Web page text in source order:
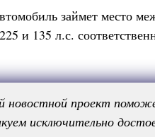
займет место
и 135 л.с.
новостной проект
исключительно